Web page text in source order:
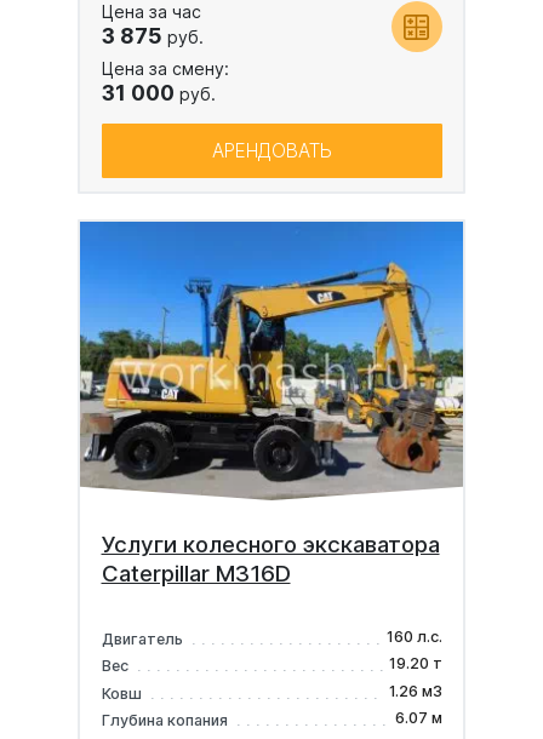
Цена за час
3 875 руб.
Цена за смену:
31 000 руб.
АРЕНДОВАТЬ
Услуги колесного экскаватора
Caterpillar M316D
Двигатель
160 л.с.
Вес
19.20 т
Ковш
1.26 м3
Глубина копания
6.07 м